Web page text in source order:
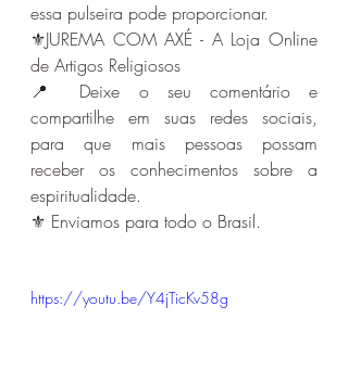
essa pulseira pode proporcionar.
⚜️JUREMA COM AXÉ - A Loja Online
de Artigos Religiosos
📍 Deixe o seu comentário e
compartilhe em suas redes sociais,
para que mais pessoas possam
receber os conhecimentos sobre a
espiritualidade.
⚜️ Enviamos para todo o Brasil.
https://youtu.be/Y4jTicKv58g